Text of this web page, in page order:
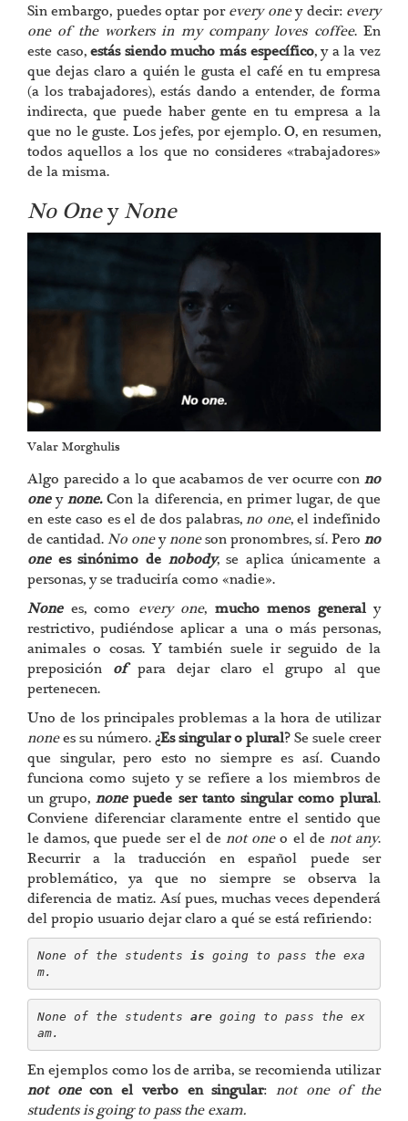
Sin embargo, puedes optar porevery oney decir: every
one of the workers in my company loves coffee. En
este caso,estás siendo mucho más específico, y a la vez
que dejas claro a quién le gusta el café en tu empresa
(a los trabajadores), estás dando a entender, de forma
indirecta, que puede haber gente en tu empresa a la
que no le guste. Los jefes, por ejemplo. O, en resumen,
todos aquellos a los que no consideres «trabajadores»
de la misma.
No OneyNone
Valar Morghulis
Algo parecido a lo que acabamos de ver ocurre con no
one ynone.Con la diferencia, en primer lugar, de que
en este caso es el de dos palabras,no one, el indefinido
de cantidad.No oneynoneson pronombres, sí. Pero no
one es sinónimo de nobody, se aplica únicamente a
personas, y se traduciría como «nadie».
None es, como every one, mucho menos general y
restrictivo, pudiéndose aplicar a una o más personas,
animales o cosas. Y también suele ir seguido de la
preposición of para dejar claro el grupo al que
pertenecen.
Uno de los principales problemas a la hora de utilizar
nonees su número.¿Es singular o plural?Se suele creer
que singular, pero esto no siempre es así. Cuando
funciona como sujeto y se refiere a los miembros de
un grupo,nonepuede ser tanto singular como plural.
Conviene diferenciar claramente entre el sentido que
le damos, que puede ser el denot oneo el de not any.
Recurrir a la traducción en español puede ser
problemático, ya que no siempre se observa la
diferencia de matiz. Así pues, muchas veces dependerá
del propio usuario dejar claro a qué se está refiriendo:
None of the students is going to pass the exa
m.
None of the students are going to pass the ex
am.
En ejemplos como los de arriba, se recomienda utilizar
not onecon el verbo en singular: not one of the
students is going to pass the exam.